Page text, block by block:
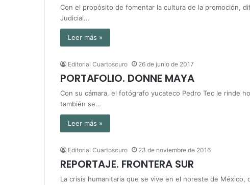
Con el propósito de fomentar la cultura de la promoción,
Judicial…
Leer más »
Editorial Cuartoscuro 26 de junio de 2017
PORTAFOLIO. DONNE MAYA
Con su cámara, el fotógrafo yucateco Pedro Tec le rinde
también se…
Leer más »
Editorial Cuartoscuro 23 de noviembre de 2016
REPORTAJE. FRONTERA SUR
La crisis humanitaria que se vive en el noreste de